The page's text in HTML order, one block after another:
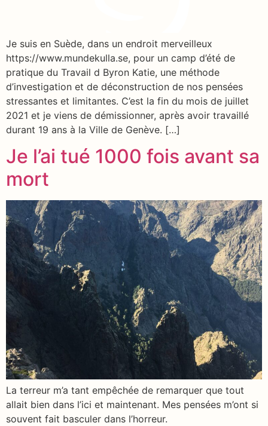
Je suis en Suède, dans un endroit merveilleux
https://www.mundekulla.se, pour un camp d’été de
pratique du Travail d Byron Katie, une méthode
d’investigation et de déconstruction de nos pensées
stressantes et limitantes. C’est la fin du mois de juillet
2021 et je viens de démissionner, après avoir travaillé
durant 19 ans à la Ville de Genève. […]
Je l’ai tué 1000 fois avant sa
mort
La terreur m’a tant empêchée de remarquer que tout
allait bien dans l’ici et maintenant. Mes pensées m’ont si
souvent fait basculer dans l’horreur.